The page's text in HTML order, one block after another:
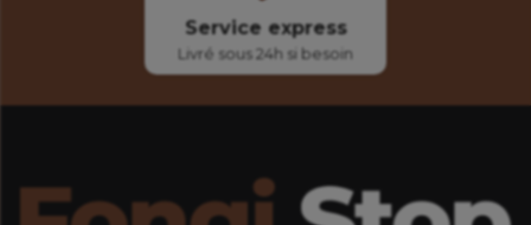
Service express
Livré sous 24h si besoin